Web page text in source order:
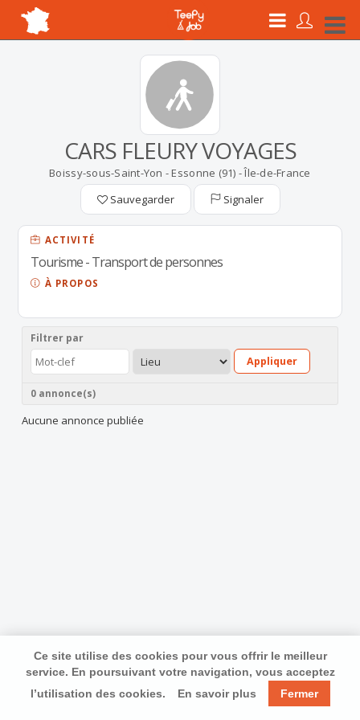
CARS FLEURY VOYAGES
Boissy-sous-Saint-Yon - Essonne (91) - Île-de-France
Sauvegarder
Signaler
ACTIVITÉ
Tourisme - Transport de personnes
À PROPOS
Filtrer par
Appliquer
0 annonce(s)
Aucune annonce publiée
Ce site utilise des cookies pour vous offrir le meilleur
service. En poursuivant votre navigation, vous acceptez
l’utilisation des cookies.
En savoir plus Fermer